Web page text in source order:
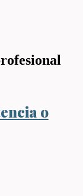
o